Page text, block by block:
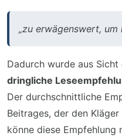
„zu erwägenswert, um
Dadurch wurde aus Sicht
dringliche
Der durchschnittliche
Beitrages, der den
könne diese Empfehlung